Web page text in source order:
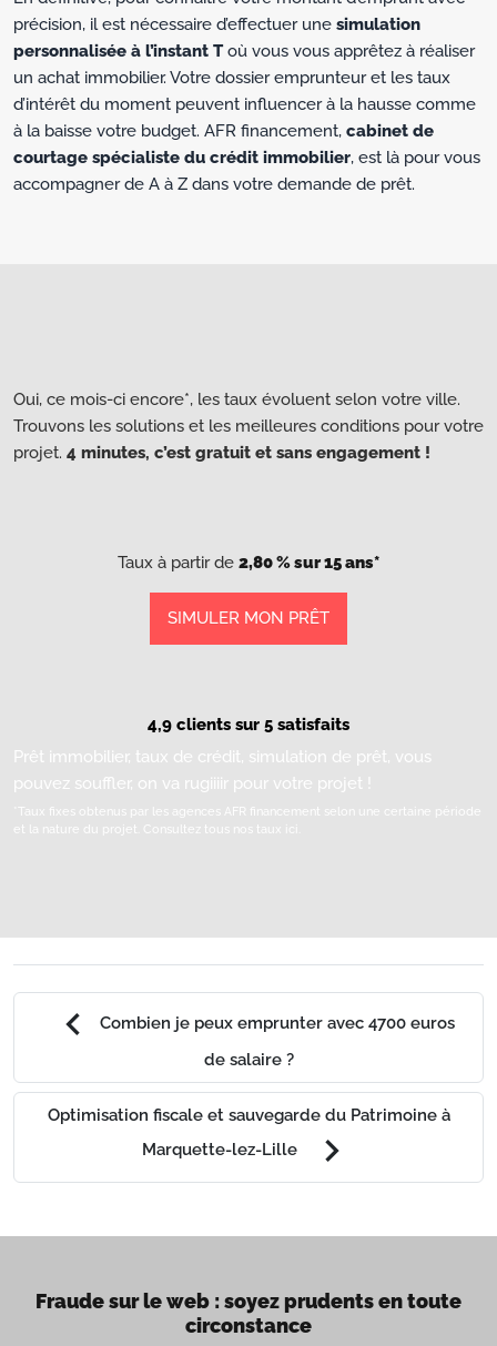
précision, il est nécessaire d’effectuer une simulation
personnalisée à l’instant Toù vous vous apprêtez à réaliser
un achat immobilier. Votre dossier emprunteur et les taux
d’intérêt du moment peuvent influencer à la hausse comme
à la baisse votre budget. AFR financement, cabinet de
courtage spécialiste du crédit immobilier, est là pour vous
accompagner de A à Z dans votre demande de prêt.
Oui, ce mois-ci encore*, les taux évoluent selon votre ville.
Trouvons les solutions et les meilleures conditions pour votre
projet. 4 minutes, c’est gratuit et sans engagement !
Taux à partir de 2,80 % sur 15 ans*
SIMULER MON PRÊT
4,9 clients sur 5 satisfaits
Prêt immobilier, taux de crédit, simulation de prêt, vous
pouvez souffler, on va rugiiiir pour votre projet !
*Taux fixes obtenus par les agences AFR financement selon une certaine période
et la nature du projet.
Consultez tous nos taux ici.
chevron_left
Combien je peux emprunter avec 4700 euros
de salaire ?
Optimisation fiscale et sauvegarde du Patrimoine à
Marquette-lez-Lille
chevron_right
Fraude sur le web : soyez prudents en toute
circonstance